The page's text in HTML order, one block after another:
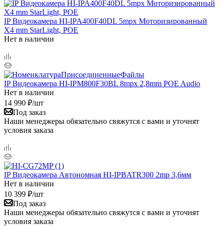
IP Видеокамера HI-IPA400F40DL 5mpx Mоторизированный
X4 mm StarLight, POE
Нет в наличии
IP Видеокамера HI-IPМ800F30BL 8mpx 2,8mm POE Audio
Нет в наличии
14 990 ₽/шт
Под заказ
Наши менеджеры обязательно свяжутся с вами и уточнят
условия заказа
IP Видеокамера Автономная HI-IPBATR300 2mp 3,6мм
Нет в наличии
10 399 ₽/шт
Под заказ
Наши менеджеры обязательно свяжутся с вами и уточнят
условия заказа